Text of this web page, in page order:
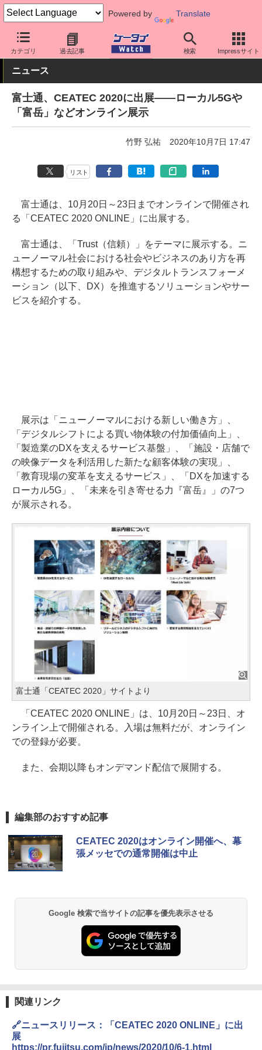
Powered by Translate
カテゴリ 過去記事 検索 Impressサイト
ケータイ Watch イベント CEATEC
ニュース
富士通、CEATEC 2020に出展――ローカル5Gや
「富岳」などオンライン展示
竹野 弘祐 2020年10月7日 17:47
リスト
富士通は、10月20日～23日までオンラインで開催され
る「CEATEC 2020 ONLINE」に出展する。
富士通は、「Trust（信頼）」をテーマに展示する。ニ
ューノーマル社会における社会やビジネスのあり方を再
構想するための取り組みや、デジタルトランスフォーメ
ーション（以下、DX）を推進するソリューションやサー
ビスを紹介する。
展示は「ニューノーマルにおける新しい働き方」、
「デジタルシフトによる買い物体験の付加価値向上」、
「製造業のDXを支えるサービス基盤」、「施設・店舗で
の映像データを利活用した新たな顧客体験の実現」、
「教育現場の変革を支えるサービス」、「DXを加速する
ローカル5G」、「未来を引き寄せる力『富岳』」の7つ
が展示される。
富士通「CEATEC 2020」サイトより
「CEATEC 2020 ONLINE」は、10月20日～23日、オ
ンライン上で開催される。入場は無料だが、オンライン
での登録が必要。
また、会期以降もオンデマンド配信で展開する。
編集部のおすすめ記事
CEATEC 2020はオンライン開催へ、幕
張メッセでの通常開催は中止
Google 検索で当サイトの記事を優先表示させる
関連リンク
🔗ニュースリリース：「CEATEC 2020 ONLINE」に出
展
https://pr.fujitsu.com/jp/news/2020/10/6-1.html